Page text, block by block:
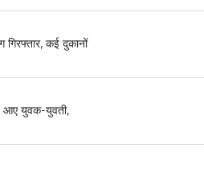
गिरफ्तार, कई दुकानों
आए युवक-युवती,